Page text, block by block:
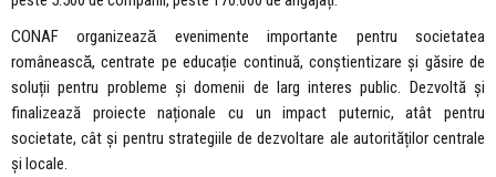
CONAF organizează̆ evenimente importante pentru societatea
românească̆, centrate pe educație continuă, conștientizare și găsire de
soluții pentru probleme și domenii de larg interes public. Dezvoltă și
finalizează proiecte naționale cu un impact puternic, atât pentru
societate, cât și pentru strategiile de dezvoltare ale autorităților centrale
și locale.